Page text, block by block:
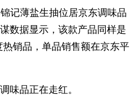
记薄盐生抽位居京东调味品
数据显示，该款产品同样是
销品，单品销售额在京东平
味品正在走红。